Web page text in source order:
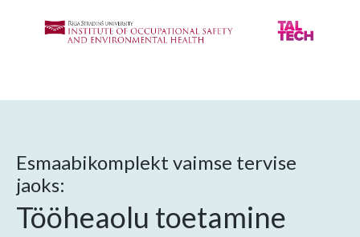
Esmaabikomplekt vaimse tervise
jaoks:
Tööheaolu toetamine